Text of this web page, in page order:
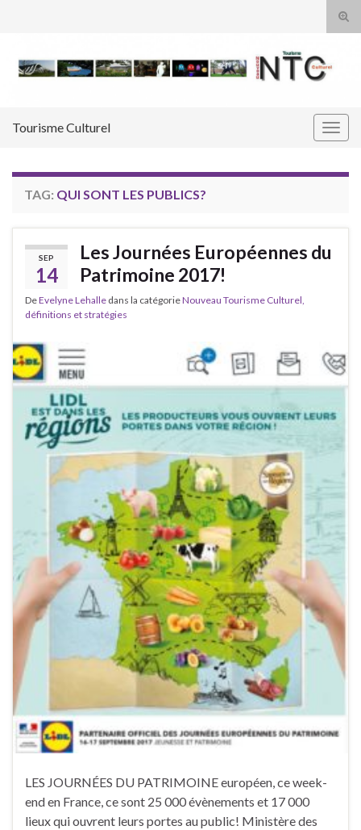
Tourisme Culturel
TAG: QUI SONT LES PUBLICS?
SEP
14
Les Journées Européennes du
Patrimoine 2017!
DeEvelyne Lehalle dans la catégorieNouveau Tourisme Culturel,
définitions et stratégies
LES JOURNÉES DU PATRIMOINE européen, ce week-
end en France, ce sont 25 000 évènements et 17 000
lieux qui ouvrent leurs portes au public! Ministère des